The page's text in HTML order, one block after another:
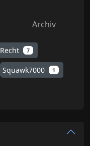
Archiv
Recht 7
Squawk7000 1